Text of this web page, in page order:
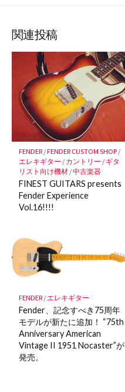
ア
マ
ー
ク
に
保
存
関連投稿
FENDER/FENDER CUSTOM SHOP/
エレキギター / カントリー / ギタ
リスト向け機材/中古楽器
FINEST GUITARS presents
Fender Experience
Vol.16!!!!
FENDER/ エレキギター
Fender、記念すべき75周年
モデルが新たに追加！ “75th
Anniversary American
Vintage II 1951 Nocaster”が
発売。